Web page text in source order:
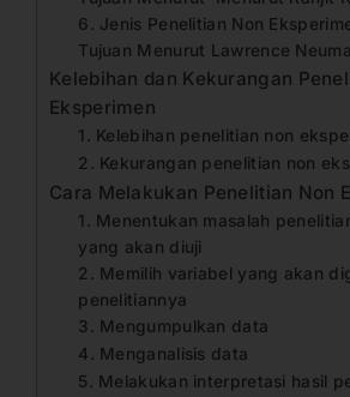
6. Jenis Penelitian Non
Tujuan Menurut Lawrence
Kelebihan dan Kekurangan
Eksperimen
1. Kelebihan penelitian non
2. Kekurangan penelitian non
Cara Melakukan Penelitian Non
1. Menentukan masalah
yang akan diuji
2. Memilih variabel yang akan
penelitiannya
3. Mengumpulkan data
4. Menganalisis data
5. Melakukan interpretasi hasil